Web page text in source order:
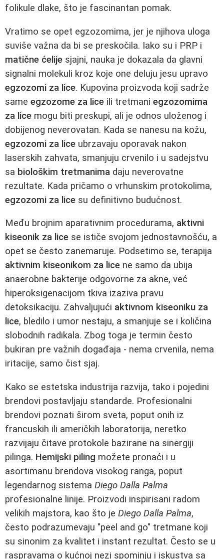
folikule dlake, što je fascinantan pomak.
Vratimo se opet egzozomima, jer je njihova uloga
suviše važna da bi se preskočila. Iako su i PRP i
matične ćelije sjajni, nauka je dokazala da glavni
signalni molekuli kroz koje one deluju jesu upravo
egzozomi za lice. Kupovina proizvoda koji sadrže
same egzozome za lice ili tretmani egzozomima
za lice mogu biti preskupi, ali je odnos uloženog i
dobijenog neverovatan. Kada se nanesu na kožu,
egzozomi za lice ubrzavaju oporavak nakon
laserskih zahvata, smanjuju crvenilo i u sadejstvu
sa biološkim tretmanima daju neverovatne
rezultate. Kada pričamo o vrhunskim protokolima,
egzozomi za lice su definitivno budućnost.
Među brojnim aparativnim procedurama, aktivni
kiseonik za lice se ističe svojom jednostavnošću, a
opet se često zanemaruje. Podsetimo se, terapija
aktivnim kiseonikom za lice ne samo da ubija
anaerobne bakterije odgovorne za akne, već
hiperoksigenacijom tkiva izaziva pravu
detoksikaciju. Zahvaljujući aktivnom kiseoniku za
lice, bledilo i umor nestaju, a smanjuje se i količina
slobodnih radikala. Zbog toga je termin često
bukiran pre važnih događaja - nema crvenila, nema
iritacije, samo čist sjaj.
Kako se estetska industrija razvija, tako i pojedini
brendovi postavljaju standarde. Profesionalni
brendovi poznati širom sveta, poput onih iz
francuskih ili američkih laboratorija, neretko
razvijaju čitave protokole bazirane na sinergiji
pilinga. Hemijski piling možete pronaći i u
asortimanu brendova visokog ranga, poput
legendarnog sistema Diego Dalla Palma
profesionalne linije. Proizvodi inspirisani radom
velikih majstora, kao što je Diego Dalla Palma,
često podrazumevaju "peel and go" tretmane koji
su sinonim za kvalitet i instant rezultat. Često se u
raspravama o kućnoj nezi spominju i iskustva sa